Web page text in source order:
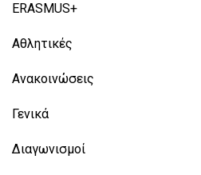
ERASMUS+
Αθλητικές
Ανακοινώσεις
Γενικά
Διαγωνισμοί